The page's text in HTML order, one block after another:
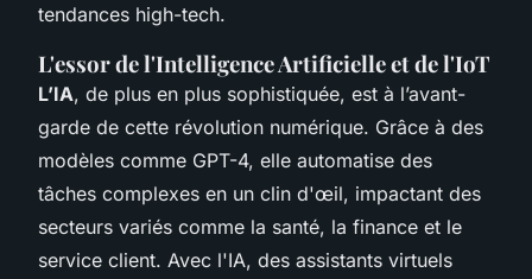
tendances high-tech.
L'essor de l'Intelligence Artificielle et de l'IoT
L’IA, de plus en plus sophistiquée, est à l’avant-
garde de cette révolution numérique. Grâce à des
modèles comme GPT-4, elle automatise des
tâches complexes en un clin d'œil, impactant des
secteurs variés comme la santé, la finance et le
service client. Avec l'IA, des assistants virtuels